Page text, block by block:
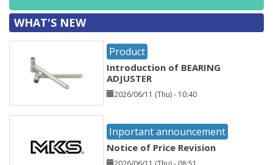
WHAT'S NEW
Product
Introduction of BEARING
ADJUSTER
2026/06/11 (Thu) - 10:40
Inportant announcement
Notice of Price Revision